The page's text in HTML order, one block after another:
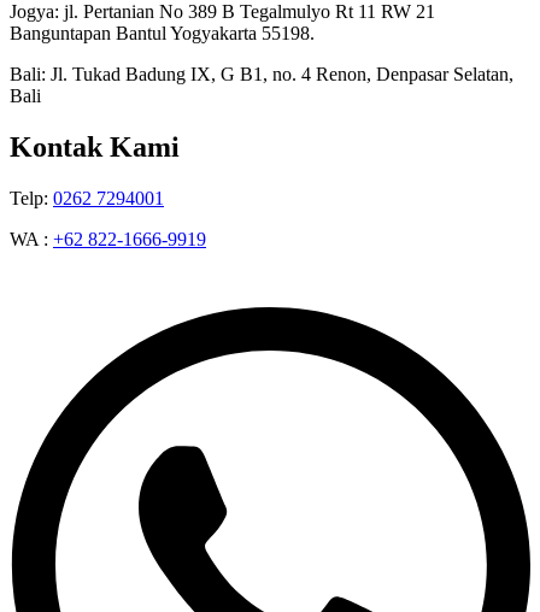
Jogya: jl. Pertanian No 389 B Tegalmulyo Rt 11 RW 21
Banguntapan Bantul Yogyakarta 55198.
Bali: Jl. Tukad Badung IX, G B1, no. 4 Renon, Denpasar Selatan,
Bali
Kontak Kami
Telp: 0262 7294001
WA : +62 822-1666-9919